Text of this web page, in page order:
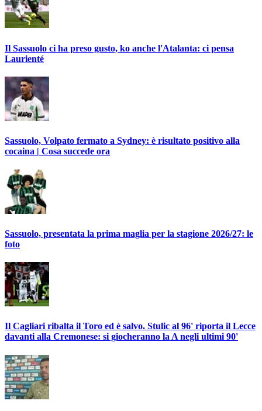
Il Sassuolo ci ha preso gusto, ko anche l'Atalanta: ci pensa
Laurienté
Sassuolo, Volpato fermato a Sydney: è risultato positivo alla
cocaina | Cosa succede ora
Sassuolo, presentata la prima maglia per la stagione 2026/27: le
foto
Il Cagliari ribalta il Toro ed è salvo. Stulic al 96' riporta il Lecce
davanti alla Cremonese: si giocheranno la A negli ultimi 90'